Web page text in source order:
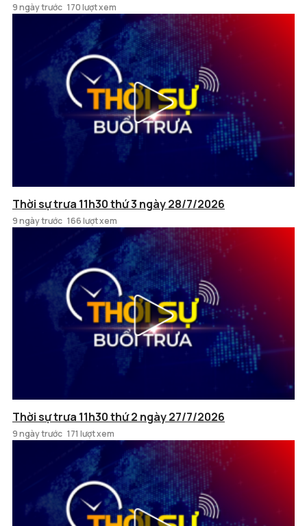
9 ngày trước 170 lượt xem
Thời sự trưa 11h30 thứ 3 ngày 28/7/2026
9 ngày trước 166 lượt xem
Thời sự trưa 11h30 thứ 2 ngày 27/7/2026
9 ngày trước 171 lượt xem